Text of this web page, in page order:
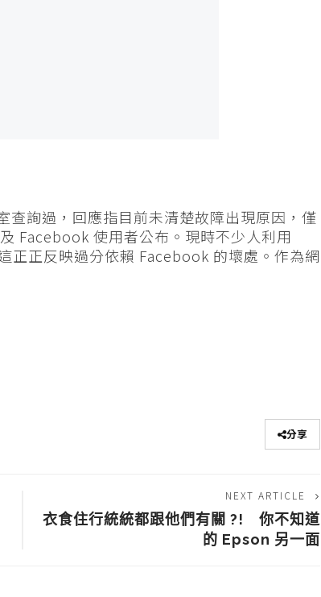
詢過，回應指目前未清楚故障出現原因，僅
Facebook 使用者公布。現時不少人利用
正正反映過分依賴 Facebook 的壞處。作為網
分享
NEXT ARTICLE
衣食住行統統都跟他們有關 ?! 你不知道
的 Epson 另一面